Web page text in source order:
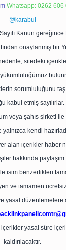
Whatsapp: 0262 606
@karabul
Kanun
onaylanmış bir
sitedeki
sorumluluğunu
kabul etmiş
veya şahıs şirketi ile
kendi
alan içerikler haber
hakkında paylaşım
isim benzerlikleri
ve tamamen
yasal düzenlemelere
yasal süre
kaldırılacaktır.